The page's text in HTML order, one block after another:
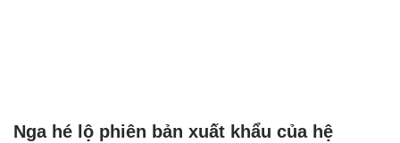
Nga hé lộ phiên bản xuất khẩu của hệ